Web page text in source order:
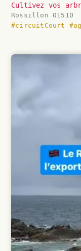
Cultivez vos
Rossillon 01510
#circuitCourt